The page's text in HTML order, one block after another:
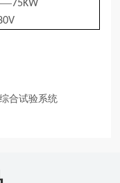
75KW
合试验系统